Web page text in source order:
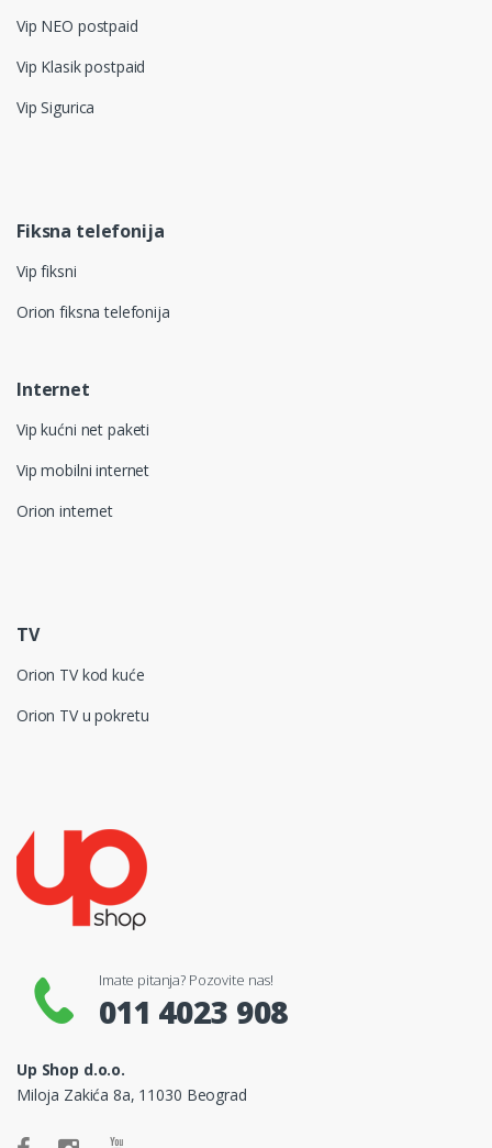
Vip NEO postpaid
Vip Klasik postpaid
Vip Sigurica
Fiksna telefonija
Vip fiksni
Orion fiksna telefonija
Internet
Vip kućni net paketi
Vip mobilni internet
Orion internet
TV
Orion TV kod kuće
Orion TV u pokretu
Imate pitanja? Pozovite nas!
011 4023 908
Up Shop d.o.o.
Miloja Zakića 8a, 11030 Beograd